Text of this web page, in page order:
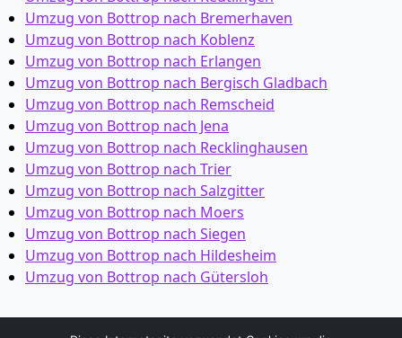
Umzug von Bottrop nach Bremer­haven
Umzug von Bottrop nach Koblenz
Umzug von Bottrop nach Erlangen
Umzug von Bottrop nach Bergisch Gladbach
Umzug von Bottrop nach Remscheid
Umzug von Bottrop nach Jena
Umzug von Bottrop nach Recklinghausen
Umzug von Bottrop nach Trier
Umzug von Bottrop nach Salzgitter
Umzug von Bottrop nach Moers
Umzug von Bottrop nach Siegen
Umzug von Bottrop nach Hildesheim
Umzug von Bottrop nach Gütersloh